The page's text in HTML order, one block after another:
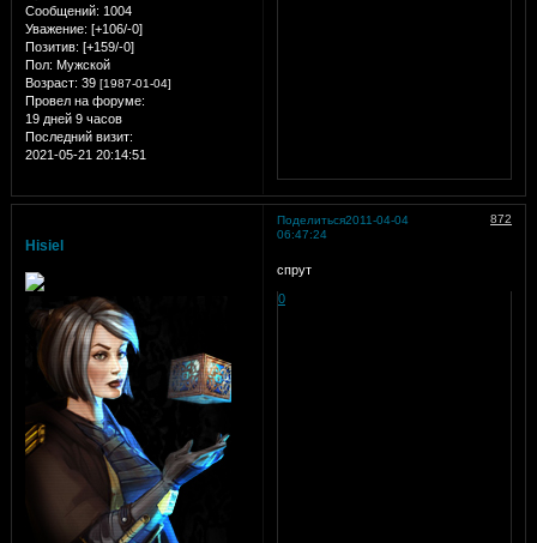
Сообщений: 1004
Уважение: [+106/-0]
Позитив: [+159/-0]
Пол: Мужской
Возраст: 39 [1987-01-04]
Провел на форуме:
19 дней 9 часов
Последний визит:
2021-05-21 20:14:51
Поделиться 872
2011-04-04
06:47:24
Hisiel
спрут
0